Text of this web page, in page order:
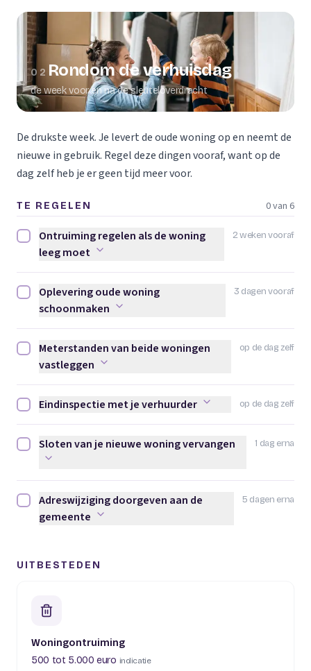
02 Rondom de verhuisdag
de week voor en na de sleuteloverdracht
De drukste week. Je levert de oude woning op en neemt de
nieuwe in gebruik. Regel deze dingen vooraf, want op de
dag zelf heb je er geen tijd meer voor.
TE REGELEN 0 van 6
2 weken vooraf
Ontruiming regelen als de woning leeg moet afvinken
Ontruiming regelen als de woning
leeg moet
3 dagen vooraf
Oplevering oude woning schoonmaken afvinken
Oplevering oude woning
schoonmaken
op de dag zelf
Meterstanden van beide woningen vastleggen afvinken
Meterstanden van beide woningen
vastleggen
op de dag zelf
Eindinspectie met je verhuurder afvinken
Eindinspectie met je verhuurder
1 dag erna
Sloten van je nieuwe woning vervangen afvinken
Sloten van je nieuwe woning vervangen
5 dagen erna
Adreswijziging doorgeven aan de gemeente afvinken
Adreswijziging doorgeven aan de
gemeente
UITBESTEDEN
Woningontruiming
500 tot 5.000 euro indicatie